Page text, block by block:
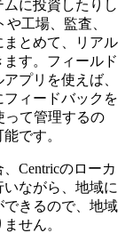
に投資したりし
工場、監査、
とめて、リアル
す。フィールド
プリを使えば、
ィードバックを
って管理するの
です。
Centricのローカ
ながら、地域に
きるので、地域
せん。